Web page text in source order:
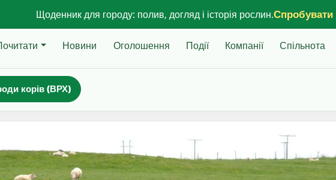
Щоденник для городу: полив, догляд і історія рослин.
Новини Оголошення Події Компанії Спільнота
корів (ВРХ)